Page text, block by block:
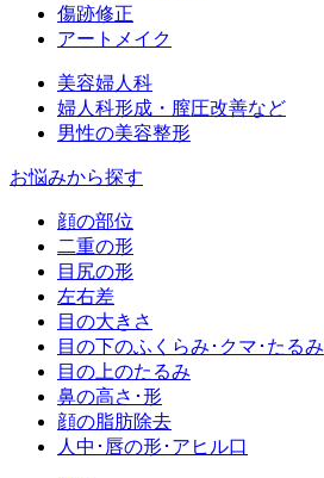
傷跡修正
アートメイク
美容婦人科
婦人科形成・膣圧改善など
男性の美容整形
お悩みから探す
顔の部位
二重の形
目尻の形
左右差
目の大きさ
目の下のふくらみ･クマ･たるみ
目の上のたるみ
鼻の高さ･形
顔の脂肪除去
人中･唇の形･アヒル口